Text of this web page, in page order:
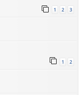
1 2 3
1 2